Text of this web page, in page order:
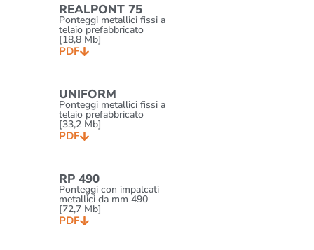
REALPONT 75
Ponteggi metallici fissi a
telaio prefabbricato
[18,8 Mb]
PDF
UNIFORM
Ponteggi metallici fissi a
telaio prefabbricato
[33,2 Mb]
PDF
RP 490
Ponteggi con impalcati
metallici da mm 490
[72,7 Mb]
PDF